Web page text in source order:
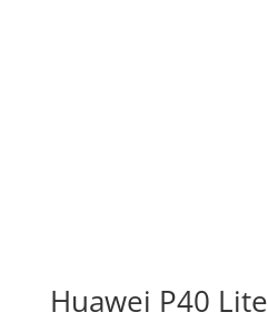
Huawei P40 Lite